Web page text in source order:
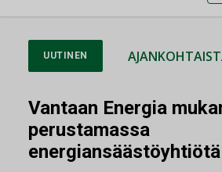
UUTINEN
Vantaan Energia
perustamassa
energiansäästöyhtiötä